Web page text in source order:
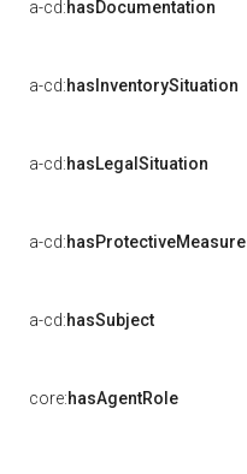
a-cd:hasDocumentation
a-cd:hasInventorySituation
a-cd:hasLegalSituation
a-cd:hasProtectiveMeasure
a-cd:hasSubject
core:hasAgentRole